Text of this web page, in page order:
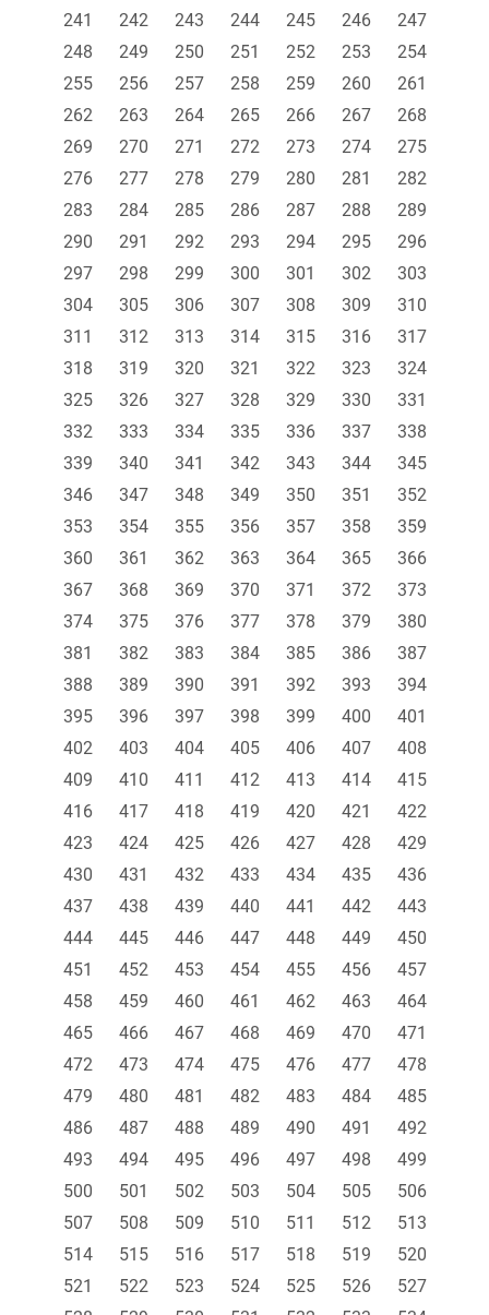
241
242 243 244 245 246
247
248
249 250 251 252 253
254
255
256 257 258 259 260
261
262
263 264 265 266 267
268
269
270 271 272 273 274
275
276
277 278 279 280 281
282
283
284 285 286 287 288
289
290
291 292 293 294 295
296
297
298 299 300 301 302
303
304
305 306 307 308 309
310
311
312 313 314 315 316
317
318
319 320 321 322 323
324
325
326 327 328 329 330
331
332
333 334 335 336 337
338
339
340 341 342 343 344
345
346
347 348 349 350 351
352
353
354 355 356 357 358
359
360
361 362 363 364 365
366
367
368 369 370 371 372
373
374
375 376 377 378 379
380
381
382 383 384 385 386
387
388
389 390 391 392 393
394
395
396 397 398 399 400
401
402
403 404 405 406 407
408
409
410 411 412 413 414
415
416
417 418 419 420 421
422
423
424 425 426 427 428
429
430
431 432 433 434 435
436
437
438 439 440 441 442
443
444
445 446 447 448 449
450
451
452 453 454 455 456
457
458
459 460 461 462 463
464
465
466 467 468 469 470
471
472
473 474 475 476 477
478
479
480 481 482 483 484
485
486
487 488 489 490 491
492
493
494 495 496 497 498
499
500
501 502 503 504 505
506
507
508 509 510 511 512
513
514
515 516 517 518 519
520
521
522 523 524 525 526
527